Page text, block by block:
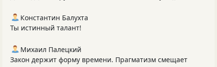
Константин Балухта
Ты истинный талант!
Михаил Палецкий
Закон держит форму времени. Прагматизм смещает